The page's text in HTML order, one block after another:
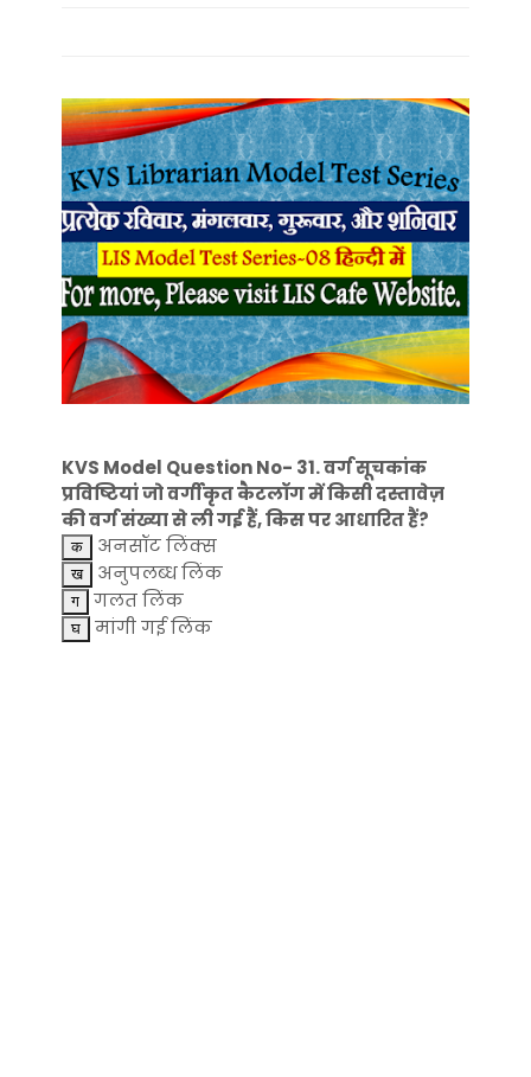
KVS Model Question No- 31. वर्ग सूचकांक
प्रविष्टियां जो वर्गीकृत कैटलॉग में किसी दस्तावेज़
की वर्ग संख्या से ली गई हैं, किस पर आधारित हैं?
अनसॉट लिंक्स
अनुपलब्ध लिंक
गलत लिंक
मांगी गई लिंक